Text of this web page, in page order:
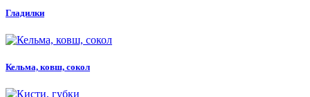
Гладилки
Кельма, ковш, сокол